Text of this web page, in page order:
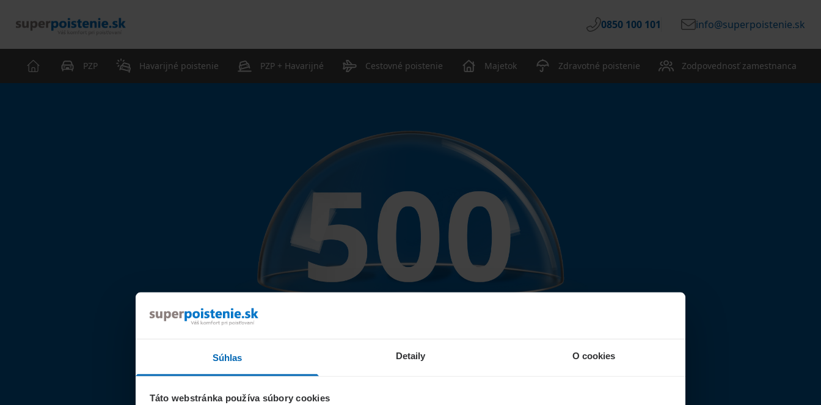
Súhlas Detaily O cookies
Táto webstránka používa súbory cookies
0850 100 101 info@superpoistenie.sk
PZP Havarijné poistenie PZP + Havarijné Cestovné poistenie Majetok Zdravotné poistenie Zodpovednosť zamestnanca
Niečo sa pokazilo...